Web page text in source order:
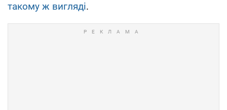
такому ж вигляді.